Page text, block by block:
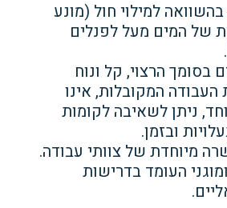
למילוי חול (מונע
של המים מעל לפנלים
בסומך הרצוי, קל ונוח
העבודה המקובלות, אינו
ניתן לשאיבה לקומות
ובזמן.
מיוחדת של צוותי עבודה.
העומד בדרישות